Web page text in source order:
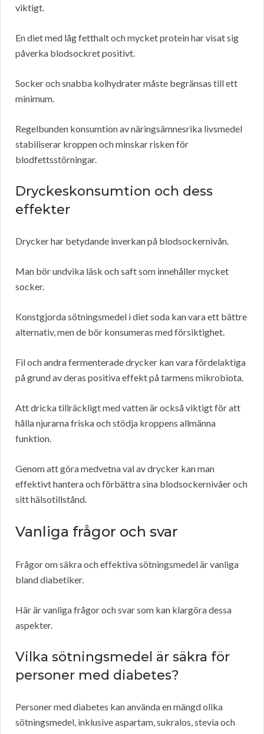
viktigt.
En diet med låg fetthalt och mycket protein har visat sig
påverka blodsockret positivt.
Socker och snabba kolhydrater måste begränsas till ett
minimum.
Regelbunden konsumtion av näringsämnesrika livsmedel
stabiliserar kroppen och minskar risken för
blodfettsstörningar.
Dryckeskonsumtion och dess
effekter
Drycker har betydande inverkan på blodsockernivån.
Man bör undvika läsk och saft som innehåller mycket
socker.
Konstgjorda sötningsmedel i diet soda kan vara ett bättre
alternativ, men de bör konsumeras med försiktighet.
Fil och andra fermenterade drycker kan vara fördelaktiga
på grund av deras positiva effekt på tarmens mikrobiota.
Att dricka tillräckligt med vatten är också viktigt för att
hålla njurarna friska och stödja kroppens allmänna
funktion.
Genom att göra medvetna val av drycker kan man
effektivt hantera och förbättra sina blodsockernivåer och
sitt hälsotillstånd.
Vanliga frågor och svar
Frågor om säkra och effektiva sötningsmedel är vanliga
bland diabetiker.
Här är vanliga frågor och svar som kan klargöra dessa
aspekter.
Vilka sötningsmedel är säkra för
personer med diabetes?
Personer med diabetes kan använda en mängd olika
sötningsmedel, inklusive aspartam, sukralos, stevia och